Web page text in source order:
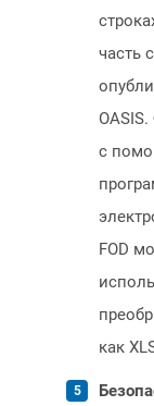
часть
с
FOD
как